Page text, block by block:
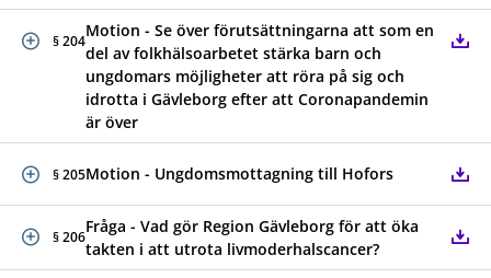
§ 204
Motion - Se över förutsättningarna att som en
del av folkhälsoarbetet stärka barn och
ungdomars möjligheter att röra på sig och
idrotta i Gävleborg efter att Coronapandemin
är över
§ 205Motion - Ungdomsmottagning till Hofors
§ 206
Fråga - Vad gör Region Gävleborg för att öka
takten i att utrota livmoderhalscancer?